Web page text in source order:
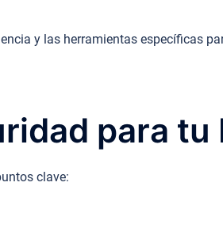
y las herramientas específicas
para tu
clave: